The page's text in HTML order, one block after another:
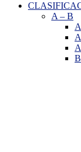
A– B
B